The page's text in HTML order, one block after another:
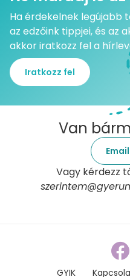
Ha érdekelnek legújabb
az edzőink tippjei, és az
akkor iratkozz fel a
Iratkozz fel
Van
Vagy kérdezz
GYIK